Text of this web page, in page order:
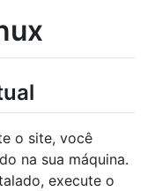
o site, você
na sua máquina.
execute o